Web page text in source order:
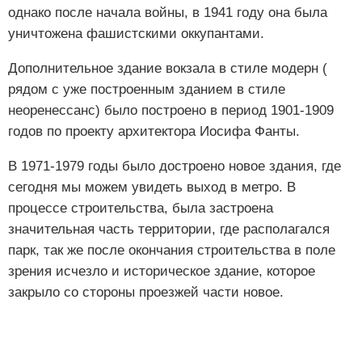
однако после начала войны, в 1941 году она была
уничтожена фашистскими оккупантами.
Дополнительное здание вокзала в стиле модерн (
рядом с уже построенным зданием в стиле
неоренессанс) было построено в период 1901-1909
годов по проекту архитектора Иосифа Фанты.
В 1971-1979 годы было достроено новое здания, где
сегодня мы можем увидеть выход в метро. В
процессе строительства, была застроена
значительная часть территории, где располагался
парк, так же после окончания строительства в поле
зрения исчезло и историческое здание, которое
закрыло со стороны проезжей части новое.